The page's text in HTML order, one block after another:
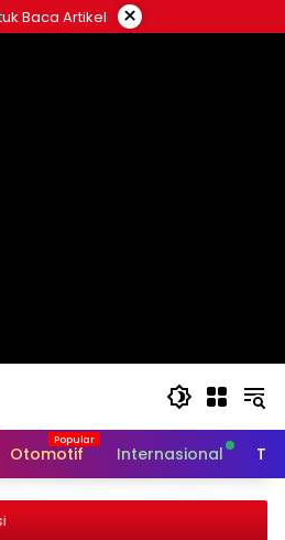
Baca Artikel ×
Otomotif Internasional